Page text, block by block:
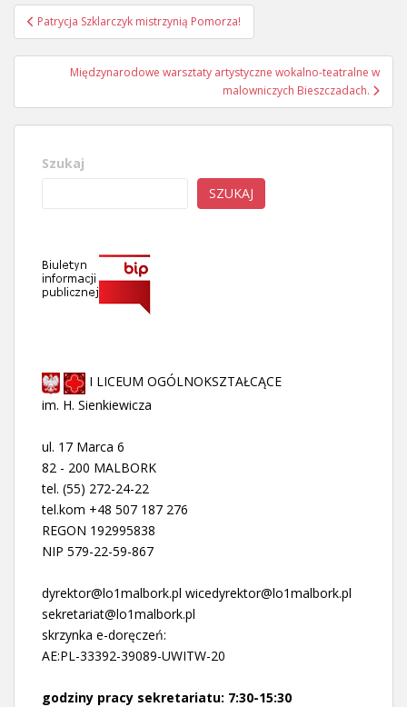
Nawigacja
wpisu
Patrycja Szklarczyk mistrzynią Pomorza!
Międzynarodowe warsztaty artystyczne wokalno-teatralne w
malowniczych Bieszczadach.
Szukaj
SZUKAJ
I LICEUM OGÓLNOKSZTAŁCĄCE
im. H. Sienkiewicza
ul. 17 Marca 6
82 - 200 MALBORK
tel. (55) 272-24-22
tel.kom +48 507 187 276
REGON 192995838
NIP 579-22-59-867
dyrektor@lo1malbork.pl wicedyrektor@lo1malbork.pl
sekretariat@lo1malbork.pl
skrzynka e-doręczeń:
AE:PL-33392-39089-UWITW-20
godziny pracy sekretariatu: 7:30-15:30